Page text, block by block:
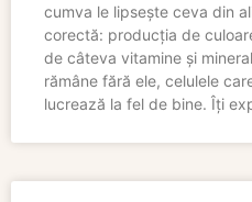
cumva le lipsește ceva din
corectă: producția de
de câteva vitamine și
rămâne fără ele, celulele
lucrează la fel de bine. Îți